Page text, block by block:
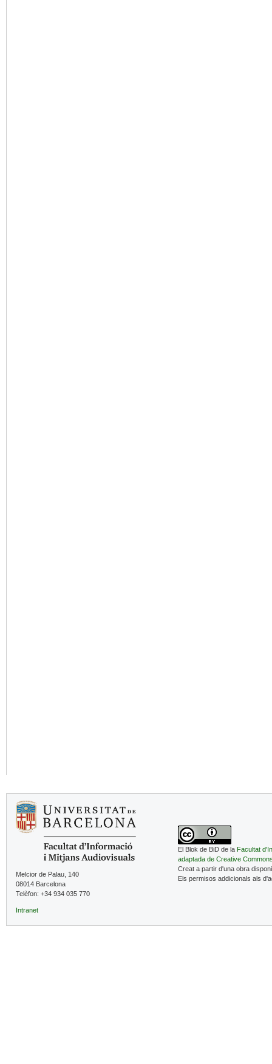
Melcior de Palau, 140
08014 Barcelona
Telèfon: +34 934 035 770
Intranet
El Blok de BiD de la Facultat
adaptada de Creative
Creat a partir d'una obra
Els permisos addicionals als